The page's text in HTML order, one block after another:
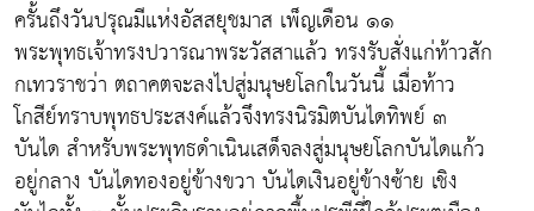
ครั้นถึงวันปรุณมีแห่งอัสสยุชมาส เพ็ญเดือน ๑๑
พระพุทธเจ้าทรงปวารณาพระวัสสาแล้ว ทรงรับสั่งแก่ท้าวสัก
กเทวราชว่า ตถาคตจะลงไปสู่มนุษยโลกในวันนี้ เมื่อท้าว
โกสีย์ทราบพุทธประสงค์แล้วจึงทรงนิรมิตบันไดทิพย์ ๓
บันได สำหรับพระพุทธดำเนินเสด็จลงสู่มนุษยโลกบันไดแก้ว
อยู่กลาง บันไดทองอยู่ข้างขวา บันไดเงินอยู่ข้างซ้าย เชิง